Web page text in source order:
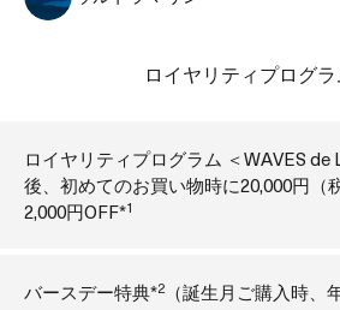
ロイヤリティプログ
ロイヤリティプログラム ＜WAVES
後、初めてのお買い物時に20,000円（
2,000円OFF*1
バースデー特典*2 （誕生月ご購入時、